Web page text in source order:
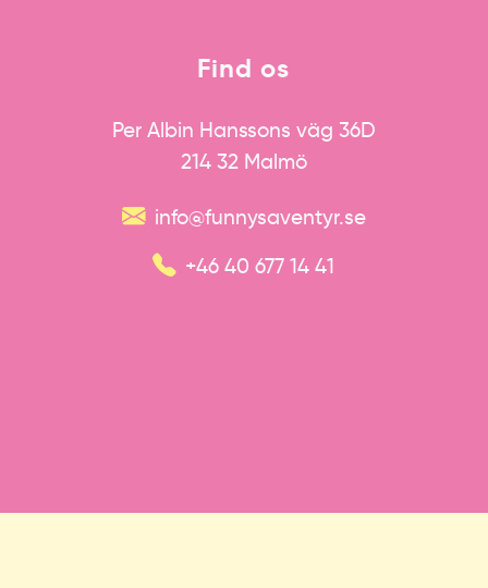
Find os
Per Albin Hanssons väg 36D
214 32 Malmö
info@funnysaventyr.se
+46 40 677 14 41